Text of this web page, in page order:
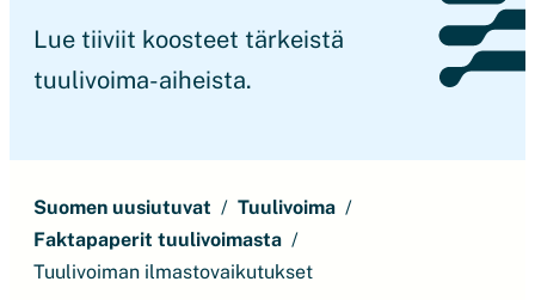
Lue tiiviit koosteet tärkeistä
tuulivoima-aiheista.
Suomen uusiutuvat
Tuulivoima
Faktapaperit tuulivoimasta
Tuulivoiman ilmastovaikutukset